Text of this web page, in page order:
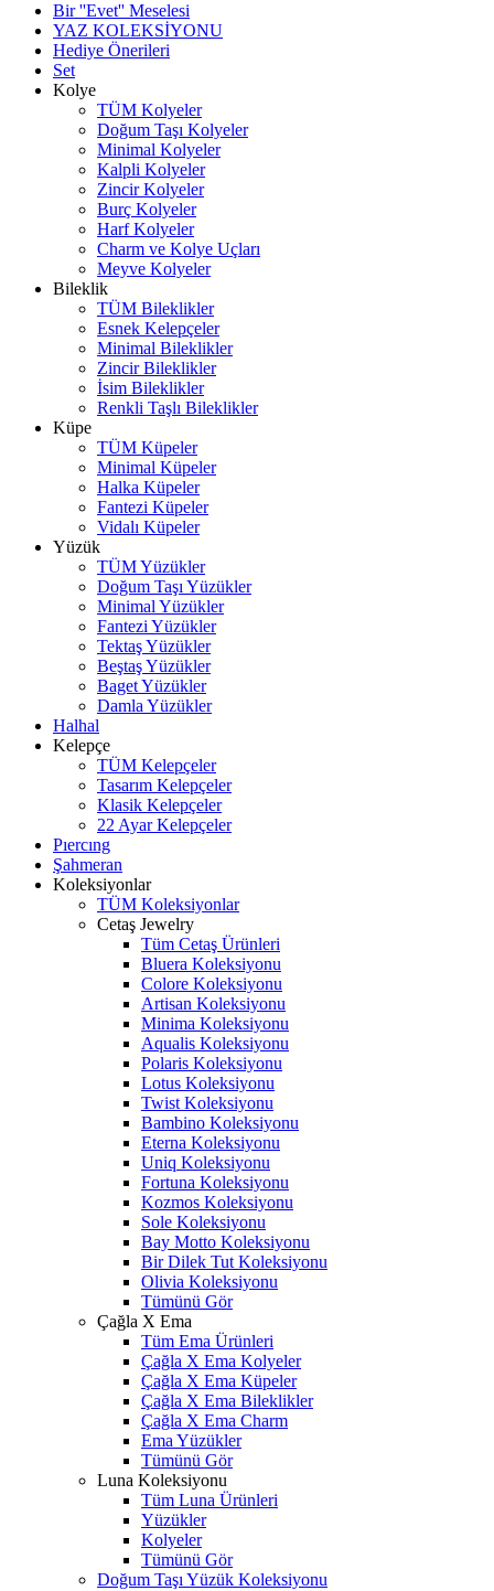
Bir ''Evet'' Meselesi
YAZ KOLEKSİYONU
Hediye Önerileri
Set
Kolye
TÜM Kolyeler
Doğum Taşı Kolyeler
Minimal Kolyeler
Kalpli Kolyeler
Zincir Kolyeler
Burç Kolyeler
Harf Kolyeler
Charm ve Kolye Uçları
Meyve Kolyeler
Bileklik
TÜM Bileklikler
Esnek Kelepçeler
Minimal Bileklikler
Zincir Bileklikler
İsim Bileklikler
Renkli Taşlı Bileklikler
Küpe
TÜM Küpeler
Minimal Küpeler
Halka Küpeler
Fantezi Küpeler
Vidalı Küpeler
Yüzük
TÜM Yüzükler
Doğum Taşı Yüzükler
Minimal Yüzükler
Fantezi Yüzükler
Tektaş Yüzükler
Beştaş Yüzükler
Baget Yüzükler
Damla Yüzükler
Halhal
Kelepçe
TÜM Kelepçeler
Tasarım Kelepçeler
Klasik Kelepçeler
22 Ayar Kelepçeler
Pıercıng
Şahmeran
Koleksiyonlar
TÜM Koleksiyonlar
Cetaş Jewelry
Tüm Cetaş Ürünleri
Bluera Koleksiyonu
Colore Koleksiyonu
Artisan Koleksiyonu
Minima Koleksiyonu
Aqualis Koleksiyonu
Polaris Koleksiyonu
Lotus Koleksiyonu
Twist Koleksiyonu
Bambino Koleksiyonu
Eterna Koleksiyonu
Uniq Koleksiyonu
Fortuna Koleksiyonu
Kozmos Koleksiyonu
Sole Koleksiyonu
Bay Motto Koleksiyonu
Bir Dilek Tut Koleksiyonu
Olivia Koleksiyonu
Tümünü Gör
Çağla X Ema
Tüm Ema Ürünleri
Çağla X Ema Kolyeler
Çağla X Ema Küpeler
Çağla X Ema Bileklikler
Çağla X Ema Charm
Ema Yüzükler
Tümünü Gör
Luna Koleksiyonu
Tüm Luna Ürünleri
Yüzükler
Kolyeler
Tümünü Gör
Doğum Taşı Yüzük Koleksiyonu